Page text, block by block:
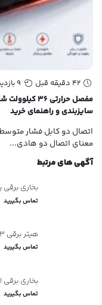
سایزبندی و راهنمای خرید
اتصال دو کابل فشار
معنای اتصال دو هادی...
آگهی های مرتبط
بخاری برقی
تماس بگیرید
هیتر برقی 3 المنت (بخاری برقی 1200 وات)
تماس بگیرید
بخاری برقی
تماس بگیرید